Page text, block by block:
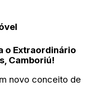
o Extraordinário
Camboriú!
novo conceito de